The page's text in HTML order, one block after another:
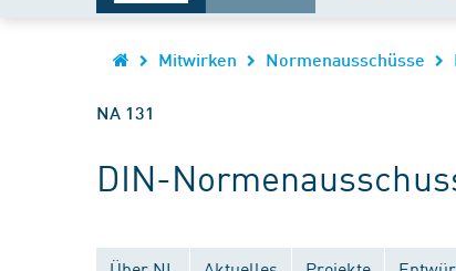
Mitwirken Normenausschüsse
NA 131
DIN-